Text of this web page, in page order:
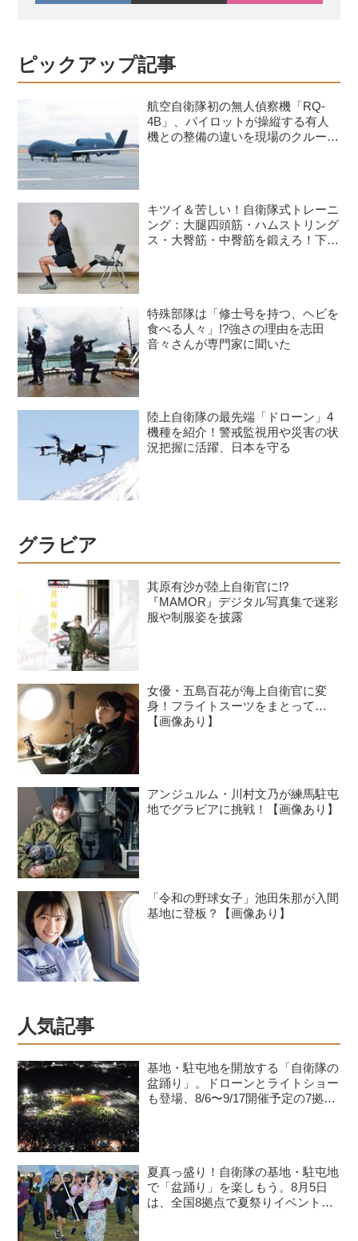
ピックアップ記事
航空自衛隊初の無人偵察機「RQ-
4B」、パイロットが操縦する有人
機との整備の違いを現場のクルーが
キツイ＆苦しい！自衛隊式トレーニ
ング：大腿四頭筋・ハムストリング
ス・大臀筋・中臀筋を鍛えろ！下半
特殊部隊は「修士号を持つ、ヘビを
食べる人々」!?強さの理由を志田
音々さんが専門家に聞いた
陸上自衛隊の最先端「ドローン」4
機種を紹介！警戒監視用や災害の状
況把握に活躍、日本を守る
グラビア
其原有沙が陸上自衛官に!?
『MAMOR』デジタル写真集で迷彩
服や制服姿を披露
女優・五島百花が海上自衛官に変
身！フライトスーツをまとって…
【画像あり】
アンジュルム・川村文乃が練馬駐屯
地でグラビアに挑戦！【画像あり】
「令和の野球女子」池田朱那が入間
基地に登板？【画像あり】
人気記事
基地・駐屯地を開放する「自衛隊の
盆踊り」。ドローンとライトショー
も登場、8/6〜9/17開催予定の7拠点
夏真っ盛り！自衛隊の基地・駐屯地
で「盆踊り」を楽しもう。8月5日
は、全国8拠点で夏祭りイベントが